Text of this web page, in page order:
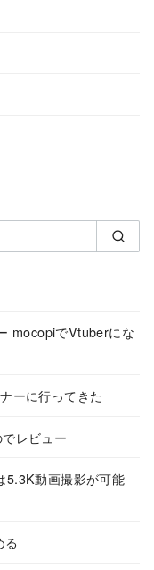
mocopiでVtuberにな
ーに行ってきた
レビュー
5.3K動画撮影が可能
る